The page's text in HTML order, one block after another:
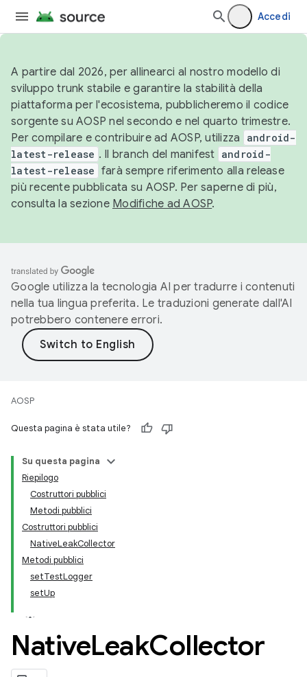
Accedi
A partire dal 2026, per allinearci al nostro modello di
sviluppo trunk stabile e garantire la stabilità della
piattaforma per l'ecosistema, pubblicheremo il codice
sorgente su AOSP nel secondo e nel quarto trimestre.
Per compilare e contribuire ad AOSP, utilizza
android-
latest-release . Il branch del manifest android-
latest-release farà sempre riferimento alla release
più recente pubblicata su AOSP. Per saperne di più,
consulta la sezione Modifiche ad AOSP.
Google utilizza la tecnologia AI per tradurre i contenuti
nella tua lingua preferita. Le traduzioni generate dall'AI
potrebbero contenere errori.
AOSP
Questa pagina è stata utile?
Su questa pagina
Riepilogo
Costruttori pubblici
Metodi pubblici
Costruttori pubblici
NativeLeakCollector
Metodi pubblici
setTestLogger
setUp
NativeLeakCollector